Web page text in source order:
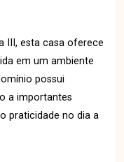
III, esta casa oferece
em um ambiente
possui
a importantes
praticidade no dia a